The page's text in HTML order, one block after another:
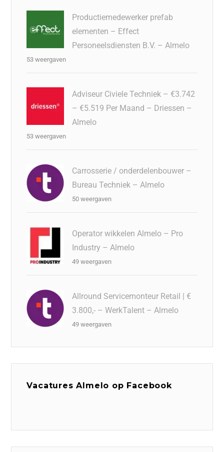
Productiemedewerker prefab
elementen – Effect
Personeelsdiensten B.V. – Almelo
53 weergaven
Adviseur Civiele Techniek – €3.742
– €5.519 Per Maand – Driessen –
Almelo
53 weergaven
Carrosserie / onderdelenbouwer –
Bureau Techniek – Almelo
50 weergaven
Operator wikkelen Almelo – Pro
Industry – Almelo
49 weergaven
Allround Servicemonteur Retail | €
3.800,- – WerkTalent – Almelo
49 weergaven
Vacatures Almelo op Facebook